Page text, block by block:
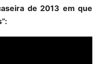
de 2013 em que